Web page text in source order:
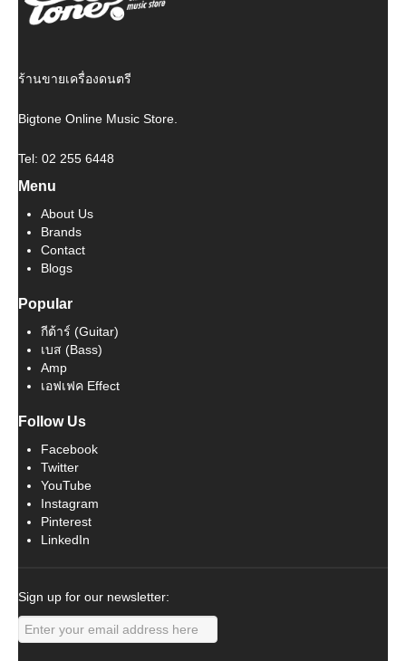
ร้านขายเครื่องดนตรี
Bigtone Online Music Store.
Tel: 02 255 6448
Menu
About Us
Brands
Contact
Blogs
Popular
กีต้าร์ (Guitar)
เบส (Bass)
Amp
เอฟเฟค Effect
Follow Us
Facebook
Twitter
YouTube
Instagram
Pinterest
LinkedIn
Sign up for our newsletter: